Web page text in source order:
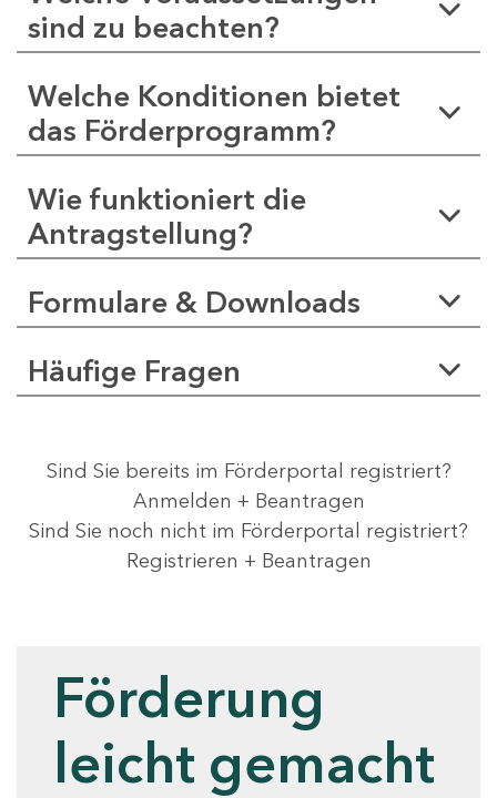
sind zu beachten?
Welche Konditionen bietet
das Förderprogramm?
Wie funktioniert die
Antragstellung?
Formulare & Downloads
Häufige Fragen
Sind Sie bereits im Förderportal registriert?
Anmelden + Beantragen
Sind Sie noch nicht im Förderportal registriert?
Registrieren + Beantragen
Förderung
leicht gemacht